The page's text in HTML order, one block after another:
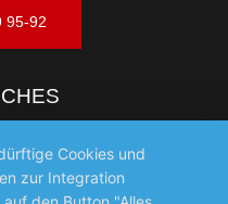
95-92
Cookies und
zur Integration